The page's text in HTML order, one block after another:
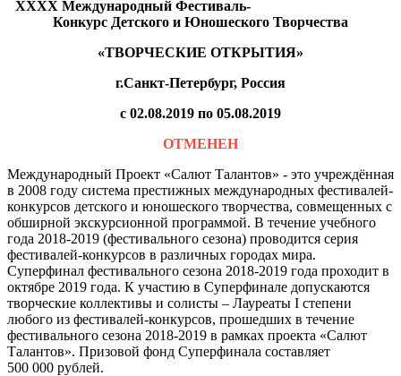
XXXX Международный Фестиваль-
Конкурс Детского и Юношеского Творчества
«ТВОРЧЕСКИЕ ОТКРЫТИЯ»
г.Санкт-Петербург, Россия
с 02.08.2019 по 05.08.2019
ОТМЕНЕН
Международный Проект «Салют Талантов» - это учреждённая
в 2008 году система престижных международных фестивалей-
конкурсов детского и юношеского творчества, совмещенных с
обширной экскурсионной программой. В течение учебного
года 2018-2019 (фестивального сезона) проводится серия
фестивалей-конкурсов в различных городах мира.
Суперфинал фестивального сезона 2018-2019 года проходит в
октябре 2019 года. К участию в Суперфинале допускаются
творческие коллективы и солисты – Лауреаты I степени
любого из фестивалей-конкурсов, прошедших в течение
фестивального сезона 2018-2019 в рамках проекта «Салют
Талантов». Призовой фонд Суперфинала составляет
500 000 рублей.